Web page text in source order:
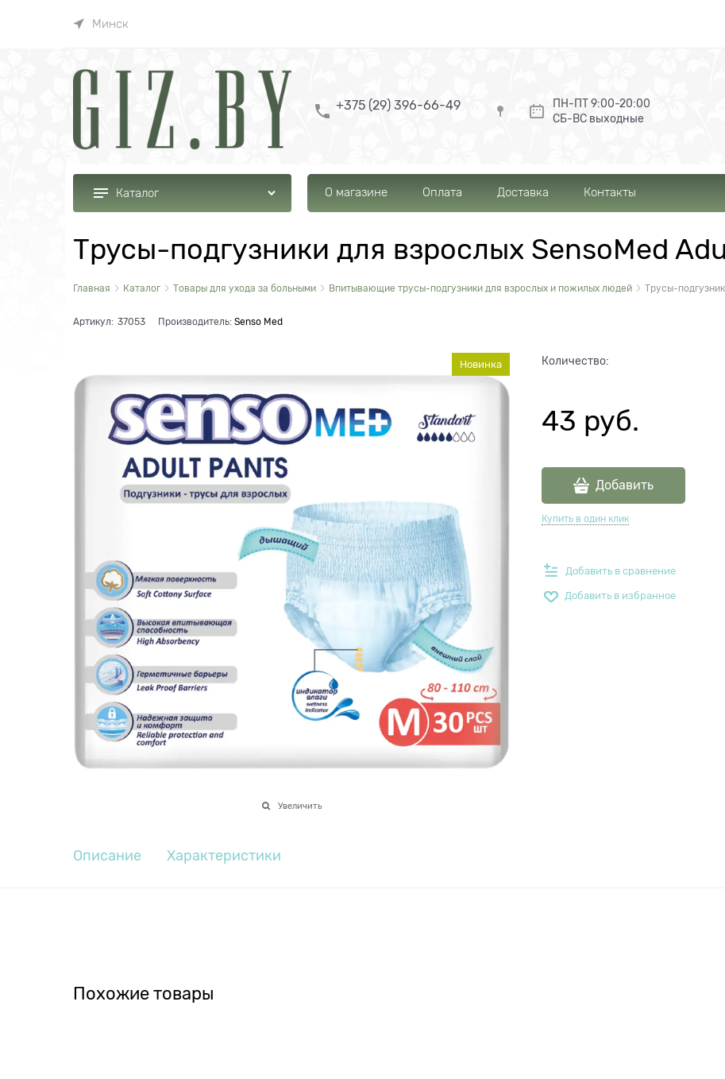
Минск
+375 (29) 396-66-49
ПН-ПТ 9:00-20:00
СБ-ВС выходные
Каталог О магазине Оплата Доставка Контакты
Трусы-подгузники для взрослых SensoMed
Главная Каталог Товары для ухода за больными Впитывающие трусы-подгузники для взрослых и пожилых людей Трусы-
Артикул: 37053 Производитель: Senso Med
Новинка
Увеличить
Количество:
43 руб.
Добавить
Купить в один клик
Добавить в сравнение
Добавить в избранное
Описание Характеристики
Похожие товары